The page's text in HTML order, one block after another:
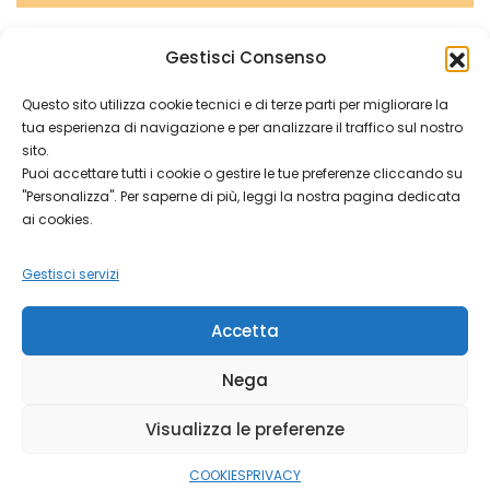
Gestisci Consenso
Questo sito utilizza cookie tecnici e di terze parti per migliorare la
tua esperienza di navigazione e per analizzare il traffico sul nostro
sito.
Puoi accettare tutti i cookie o gestire le tue preferenze cliccando su
"Personalizza". Per saperne di più, leggi la nostra pagina dedicata
ai cookies.
Gestisci servizi
Accetta
Nega
Visualizza le preferenze
COOKIESPRIVACY
Mar 5, 2026 Parrocchia CommentOn
2026
Rogo della Vecchia A Cailina e Cogozzo Giovedì 12 marzo
(giovedì grasso) negli oratori di
Copyright © 2026 Parrocchia di Villa Carcina.